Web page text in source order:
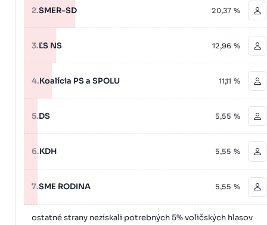
2.SMER-SD 20,37 %
3.ĽS NS 12,96 %
4.Koalícia PS a SPOLU 11,11 %
5.DS 5,55 %
6.KDH 5,55 %
7.SME RODINA 5,55 %
ostatné strany nezískali potrebných 5% voličských hlasov